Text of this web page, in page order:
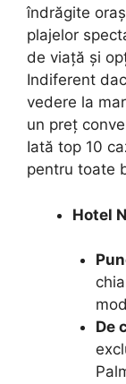
îndrăgite
plajelor
de viață și
Indiferent
vedere la
un preț
Iată top 10
pentru toate
Hotel
De